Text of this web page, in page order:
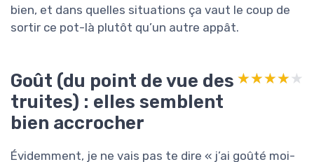
bien, et dans quelles situations ça vaut le coup de
sortir ce pot-là plutôt qu’un autre appât.
Goût (du point de vue des
truites) : elles semblent
bien accrocher
★★★★★
★★★★★
Évidemment, je ne vais pas te dire « j’ai goûté moi-